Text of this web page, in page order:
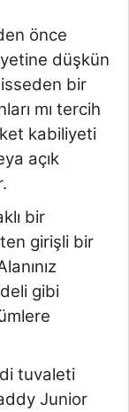
önce
düşkün
bir
mı tercih
kabiliyeti
açık
bir
girişli bir
gibi
tuvaleti
Junior